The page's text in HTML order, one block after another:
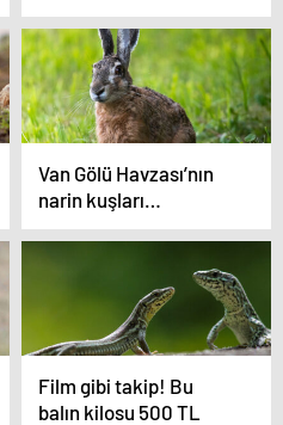
kadını yedi!
Van Gölü Havzası’nın
narin kuşları
flamingolar
Film gibi takip! Bu
balın kilosu 500 TL